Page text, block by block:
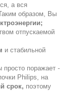
а вся
образом, Вы
отпускаемой
и стабильной
поражает -
Philips, на
срок, поэтому